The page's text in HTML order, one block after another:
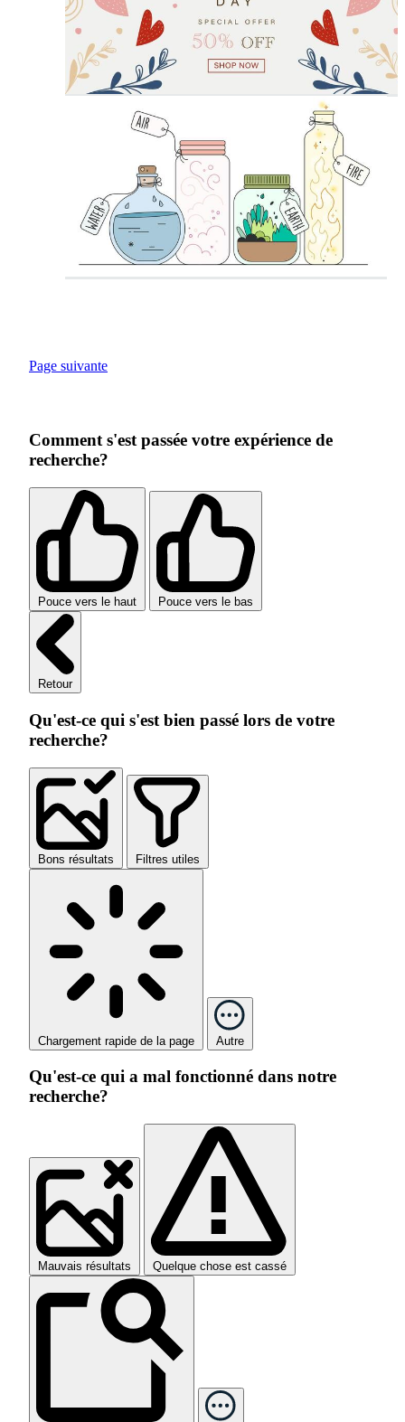
Page suivante
Comment s'est passée votre expérience de
recherche?
Pouce vers le haut Pouce vers le bas
Retour
Qu'est-ce qui s'est bien passé lors de votre
recherche?
Bons résultats Filtres utiles
Chargement rapide de la page Autre
Qu'est-ce qui a mal fonctionné dans notre
recherche?
Mauvais résultats Quelque chose est cassé